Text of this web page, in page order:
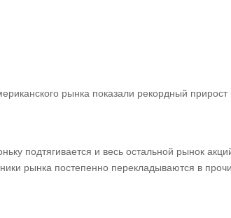
рынка показали рекордный прирост
подтягивается и весь остальной рынок
рынка постепенно перекладываются в